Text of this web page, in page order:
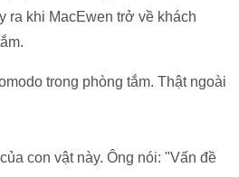
ra khi MacEwen trở về khách
trong phòng tắm. Thật ngoài
con vật này. Ông nói: "Vấn đề